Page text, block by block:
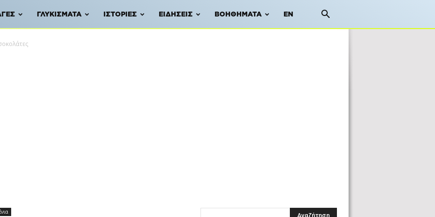
ΓΛΥΚΊΣΜΑΤΑ ΙΣΤΟΡΊΕΣ ΕΙΔΉΣΕΙΣ ΒΟΗΘΉΜΑΤΑ EN